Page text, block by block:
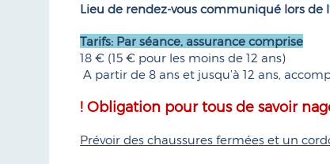
Lieu de rendez-vous communiqué lors de
Tarifs: Par séance, assurance comprise
18 € (15 € pour les moins de 12 ans)
A partir de 8 ans et jusqu’à 12 ans,
! Obligation pour tous de savoir
Prévoir des chaussures fermées et un